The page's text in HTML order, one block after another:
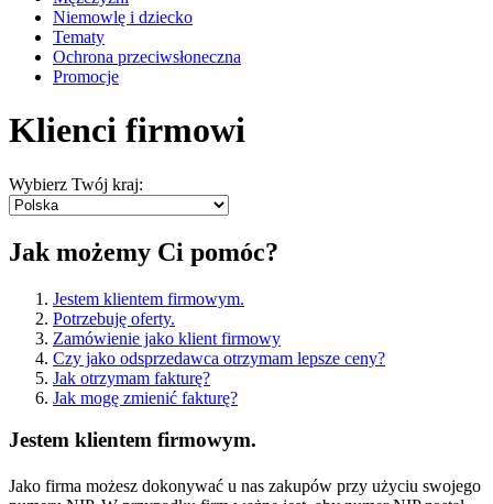
Niemowlę i dziecko
Tematy
Ochrona przeciwsłoneczna
Promocje
Klienci firmowi
Wybierz Twój kraj:
Jak możemy Ci pomóc?
Jestem klientem firmowym.
Potrzebuję oferty.
Zamówienie jako klient firmowy
Czy jako odsprzedawca otrzymam lepsze ceny?
Jak otrzymam fakturę?
Jak mogę zmienić fakturę?
Jestem klientem firmowym.
Jako firma możesz dokonywać u nas zakupów przy użyciu swojego